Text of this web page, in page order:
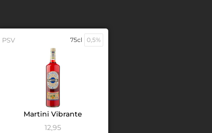
PSV 75cl 0,5%
Martini Vibrante
12,95